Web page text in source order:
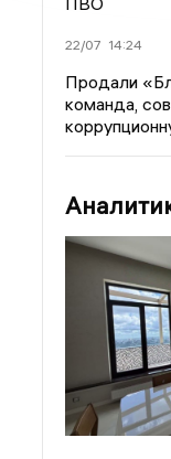
22/07 14:24
Продали
команда,